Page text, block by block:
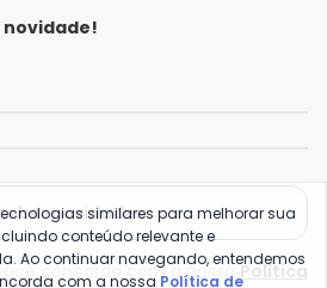
novidade!
novidades
concorda com a nossa Política
similares para melhorar sua
conteúdo relevante e
Ao continuar navegando, entendemos
com a nossa Política de